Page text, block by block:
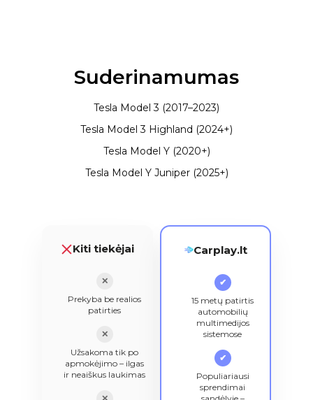
Suderinamumas
Tesla Model 3 (2017–2023)
Tesla Model 3 Highland (2024+)
Tesla Model Y (2020+)
Tesla Model Y Juniper (2025+)
Kiti tiekėjai
✕
Prekyba be realios
patirties
✕
Užsakoma tik po
apmokėjimo – ilgas
ir neaiškus laukimas
Carplay.lt
✔
15 metų patirtis
automobilių
multimedijos
sistemose
✔
Populiariausi
sprendimai